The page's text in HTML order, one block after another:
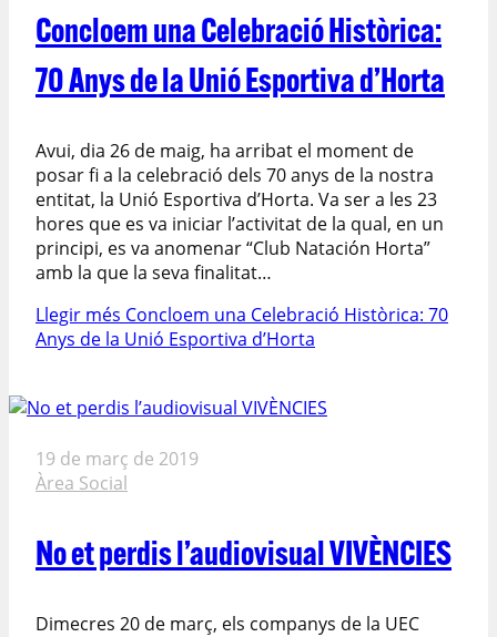
Concloem una Celebració Històrica:
70 Anys de la Unió Esportiva d’Horta
Avui, dia 26 de maig, ha arribat el moment de
posar fi a la celebració dels 70 anys de la nostra
entitat, la Unió Esportiva d’Horta. Va ser a les 23
hores que es va iniciar l’activitat de la qual, en un
principi, es va anomenar “Club Natación Horta”
amb la que la seva finalitat…
Llegir més Concloem una Celebració Històrica: 70
Anys de la Unió Esportiva d’Horta
19 de març de 2019
Àrea Social
No et perdis l’audiovisual VIVÈNCIES
Dimecres 20 de març, els companys de la UEC